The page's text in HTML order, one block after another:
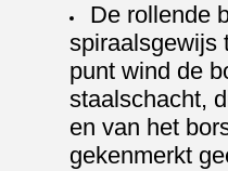
De rollende
spiraalsgewijs
punt wind de
staalschacht,
en van het
gekenmerkt